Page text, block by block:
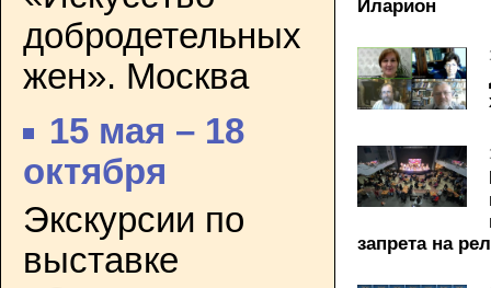
добродетельных
жен». Москва
15 мая – 18
октября
Экскурсии по
выставке
Иларион
запрета на